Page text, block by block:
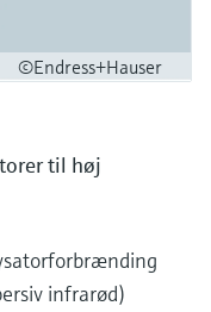
©Endress+Hauser
til høj
infrarød)